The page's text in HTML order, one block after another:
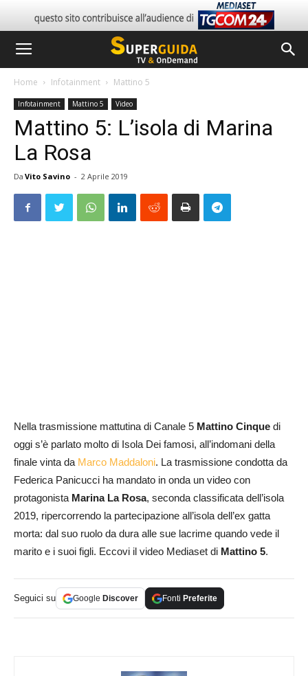
Home Infotainment Mattino 5
Infotainment Mattino 5 Video
Mattino 5: L’isola di Marina
La Rosa
Da Vito Savino - 2 Aprile 2019
Nella trasmissione mattutina di Canale 5 Mattino Cinque di
oggi s’è parlato molto di Isola Dei famosi, all’indomani della
finale vinta da Marco Maddaloni. La trasmissione condotta da
Federica Panicucci ha mandato in onda un video con
protagonista Marina La Rosa, seconda classificata dell’isola
2019, ripercorrendo la partecipazione all’isola dell’ex gatta
morta: dal suo ruolo da dura alle sue lacrime quando vede il
marito e i suoi figli. Eccovi il video Mediaset di Mattino 5.
Seguici su Google Discover Fonti Preferite